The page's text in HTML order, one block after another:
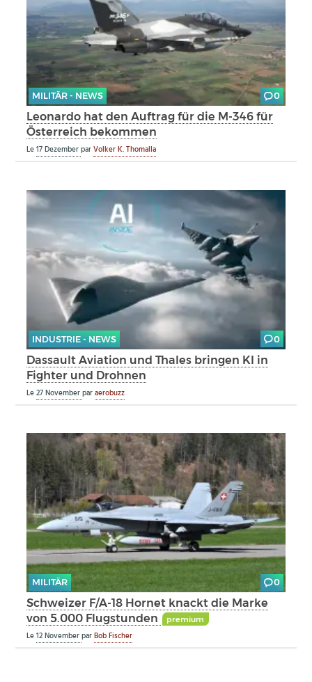
MILITÄR - NEWS 0
Leonardo hat den Auftrag für die M-346 für
Österreich bekommen
Le17 DezemberparVolker K. Thomalla
INDUSTRIE - NEWS 0
Dassault Aviation und Thales bringen KI in
Fighter und Drohnen
Le27 Novemberparaerobuzz
MILITÄR 0
Schweizer F/A-18 Hornet knackt die Marke
von 5.000 Flugstunden
premium
Le12 NovemberparBob Fischer